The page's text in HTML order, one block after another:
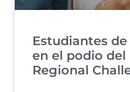
Estudiantes
en el podio del
Regional